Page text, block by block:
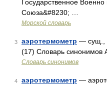
Государственное
Союза&#8230; …
Морской словарь
3 аэротермометр — сущ.,
(17) Словарь синонимов
Словарь синонимов
4 аэротермометр —